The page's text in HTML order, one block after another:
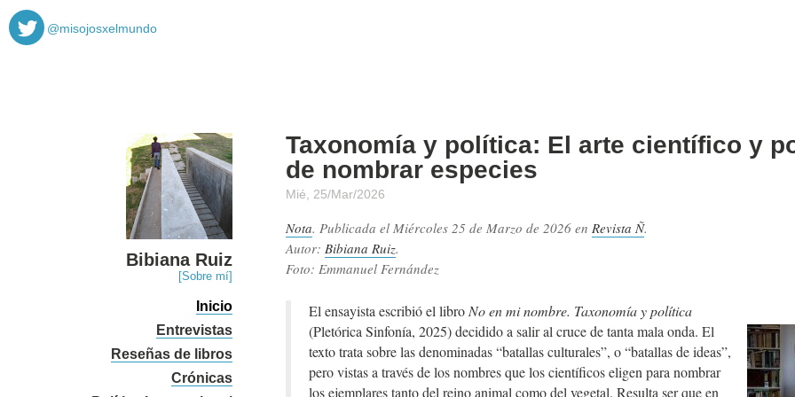
@misojosxelmundo
Bibiana Ruiz
[Sobre mí]
Inicio
Entrevistas
Reseñas de libros
Crónicas
Taxonomía y política: El arte científico y
de nombrar especies
Mié, 25/Mar/2026
Nota. Publicada el Miércoles 25 de Marzo de 2026 en Revista Ñ.
Autor: Bibiana Ruiz.
Foto: Emmanuel Fernández
El ensayista escribió el libro No en mi nombre. Taxonomía y política
(Pletórica Sinfonía, 2025) decidido a salir al cruce de tanta mala onda. El
texto trata sobre las denominadas “batallas culturales”, o “batallas de ideas”,
pero vistas a través de los nombres que los científicos eligen para nombrar
los ejemplares tanto del reino animal como del vegetal. Resulta ser que en